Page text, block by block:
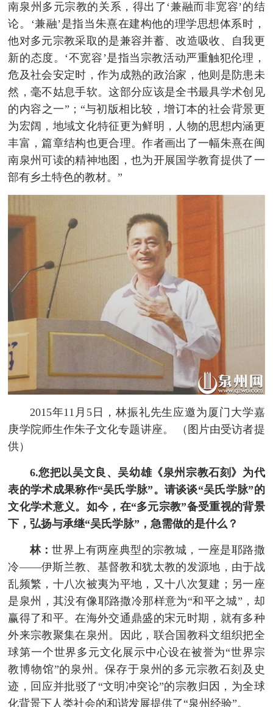
南泉州多元宗教的关系，得出了‘兼融而非宽容’的结
论。‘兼融’是指当朱熹在建构他的理学思想体系时，
他对多元宗教采取的是兼容并蓄、改造吸收、自我更
新的态度。‘不宽容’是指当宗教活动严重触犯伦理，
危及社会安定时，作为成熟的政治家，他则是防患未
然，毫不姑息手软。这部分应该是全书最具学术创见
的内容之一”；“与初版相比较，增订本的社会背景更
为宏阔，地域文化特征更为鲜明，人物的思想内涵更
丰富，篇章结构也更合理。作者画出了一幅朱熹在闽
南泉州可读的精神地图，也为开展国学教育提供了一
部有乡土特色的教材。”
2015年11月5日，林振礼先生应邀为厦门大学嘉
庚学院师生作朱子文化专题讲座。 （图片由受访者提
供）
6.您把以吴文良、吴幼雄《泉州宗教石刻》为代
表的学术成果称作“吴氏学脉”。请谈谈“吴氏学脉”的
文化学术意义。如今，在“多元宗教”备受重视的背景
下，弘扬与承继“吴氏学脉”，急需做的是什么？
林：世界上有两座典型的宗教城，一座是耶路撒
冷——伊斯兰教、基督教和犹太教的发源地，由于战
乱频繁，十八次被夷为平地，又十八次复建；另一座
是泉州，其没有像耶路撒冷那样意为“和平之城”，却
赢得了和平。在海外交通鼎盛的宋元时期，就有多种
外来宗教聚集在泉州。因此，联合国教科文组织把全
球第一个世界多元文化展示中心设在被誉为“世界宗
教博物馆”的泉州。保存于泉州的多元宗教石刻及史
迹，回应并批驳了“文明冲突论”的宗教归因，为全球
化背景下人类社会的和谐发展提供了“泉州经验”。